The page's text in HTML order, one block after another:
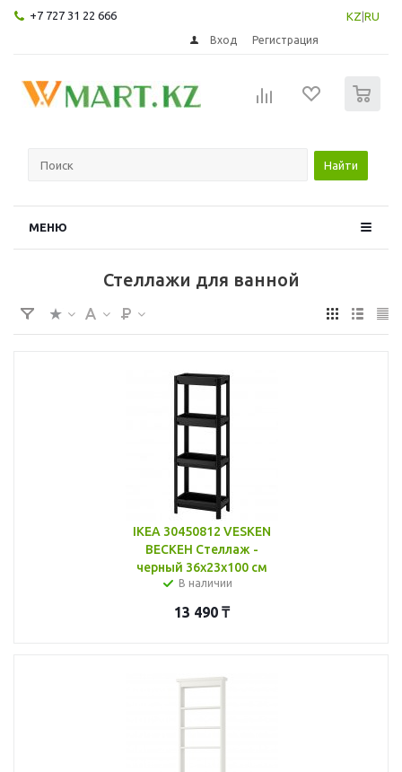
+7 727 31 22 666 KZ RU
Вход Регистрация
Найти
МЕНЮ
Стеллажи для ванной
IKEA 30450812 VESKEN
ВЕСКЕН Стеллаж -
черный 36x23x100 см
В наличии
13 490₸